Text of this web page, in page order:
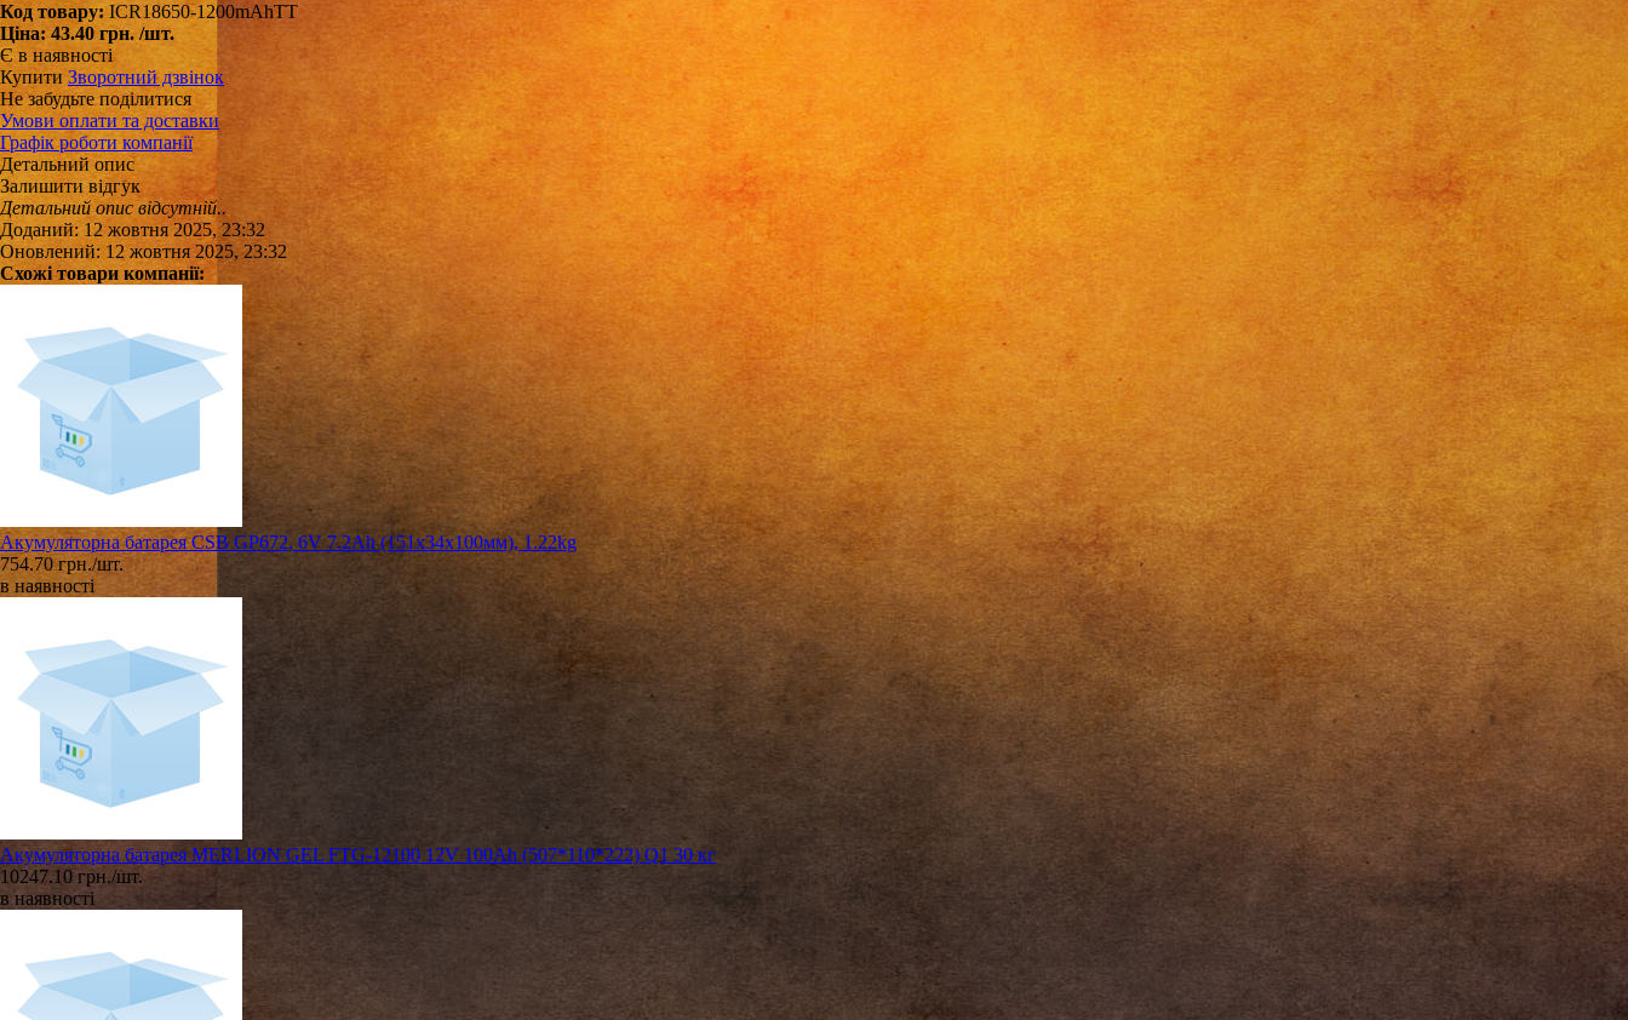
Код товару:ICR18650-1200mAhTT
Ціна: 43.40 грн. /шт.
Є в наявності
Купити Зворотний дзвінок
Не забудьте поділитися
Умови оплати та доставки
Графік роботи компанії
Детальний опис
Залишити відгук
Детальний опис відсутній..
Доданий: 12 жовтня 2025, 23:32
Оновлений: 12 жовтня 2025, 23:32
Схожі товари компанії:
Акумуляторна батарея CSB GP672, 6V 7.2Ah (151х34х100мм), 1.22kg
754.70 грн./шт.
в наявності
Акумуляторна батарея MERLION GEL FTG-12100 12V 100Ah (507*110*222) Q1 30 кг
10247.10 грн./шт.
в наявності